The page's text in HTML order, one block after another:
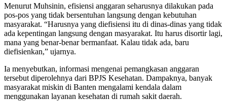
Menurut Muhsinin, efisiensi anggaran seharusnya dilakukan pada
pos-pos yang tidak bersentuhan langsung dengan kebutuhan
masyarakat. “Harusnya yang diefisiensi itu di dinas-dinas yang tidak
ada kepentingan langsung dengan masyarakat. Itu harus disortir lagi,
mana yang benar-benar bermanfaat. Kalau tidak ada, baru
diefisienkan,” ujarnya.
Ia menyebutkan, informasi mengenai pemangkasan anggaran
tersebut diperolehnya dari BPJS Kesehatan. Dampaknya, banyak
masyarakat miskin di Banten mengalami kendala dalam
menggunakan layanan kesehatan di rumah sakit daerah.